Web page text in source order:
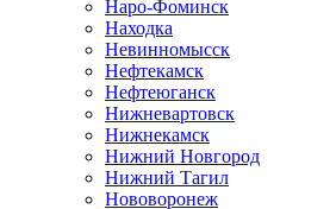
Наро-Фоминск
Находка
Невинномысск
Нефтекамск
Нефтеюганск
Нижневартовск
Нижнекамск
Нижний Новгород
Нижний Тагил
Нововоронеж